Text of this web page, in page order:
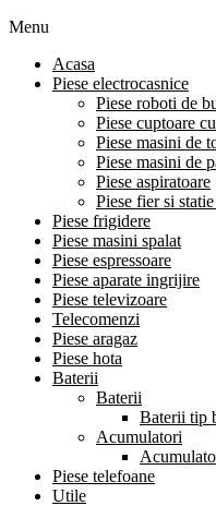
Menu
Acasa
Piese electrocasnice
Piese roboti de
Piese cuptoare
Piese masini de
Piese masini de
Piese aspiratoare
Piese fier si
Piese frigidere
Piese masini spalat
Piese espressoare
Piese aparate ingrijire
Piese televizoare
Telecomenzi
Piese aragaz
Piese hota
Baterii
Baterii
Baterii tip
Acumulatori
Piese telefoane
Utile